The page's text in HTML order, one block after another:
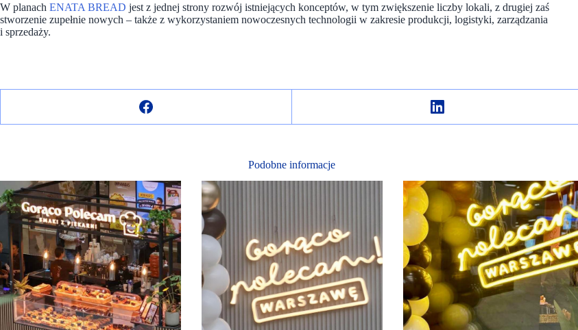
W planach ENATA BREAD jest z jednej strony rozwój istniejących konceptów, w tym zwiększenie liczby lokali, z drugiej zaś
stworzenie zupełnie nowych – także z wykorzystaniem nowoczesnych technologii w zakresie produkcji, logistyki, zarządzania
i sprzedaży.
Podobne informacje